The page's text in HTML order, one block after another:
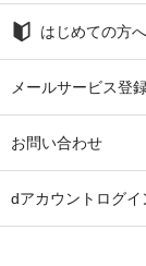
はじめての方へ
メールサービス登
お問い合わせ
dアカウントログイ